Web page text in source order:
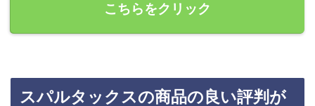
こちらをクリック
スパルタックスの商品の良い評判が